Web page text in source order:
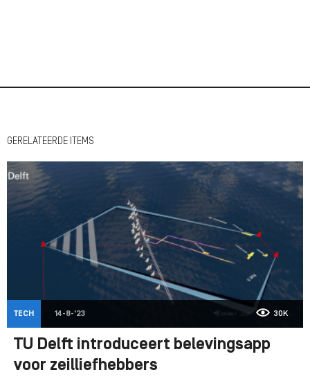
GERELATEERDE ITEMS
TECH 14-8-'23 30K
TU Delft introduceert belevingsapp
voor zeilliefhebbers